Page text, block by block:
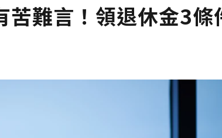
苦難言！領退休金3條